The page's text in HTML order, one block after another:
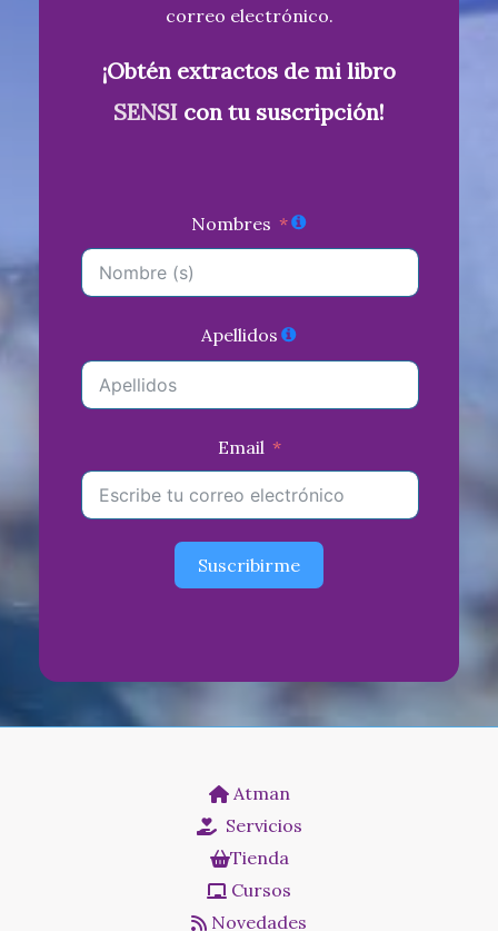
correo electrónico.
¡Obtén extractos de mi libro
SENSI con tu suscripción!
Nombres
Apellidos
Email
Suscribirme
Atman
Servicios
Tienda
Cursos
Novedades